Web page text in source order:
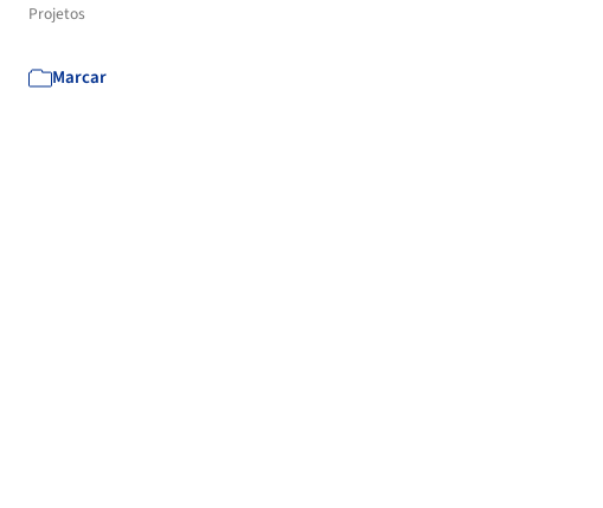
Projetos
Marcar